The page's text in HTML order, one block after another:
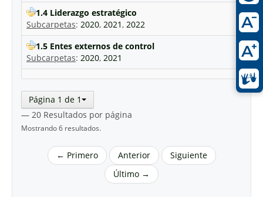
1.4 Liderazgo estratégico
Subcarpetas: 2020, 2021, 2022
1.5 Entes externos de control
Subcarpetas: 2020, 2021
Página 1 de 1
— 20 Resultados por página
Mostrando 6 resultados.
← Primero Anterior
Siguiente
Último →